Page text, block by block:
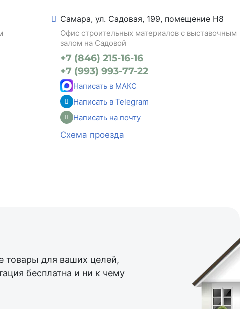
Самара, ул. Садовая, 199, помещение Н8
Офис строительных материалов с выставочным
залом на Садовой
+7 (846) 215-16-16
+7 (993) 993-77-22
Написать в МАКС
Написать в Telegram
Написать на почту
Схема проезда
для ваших целей,
бесплатна и ни к чему